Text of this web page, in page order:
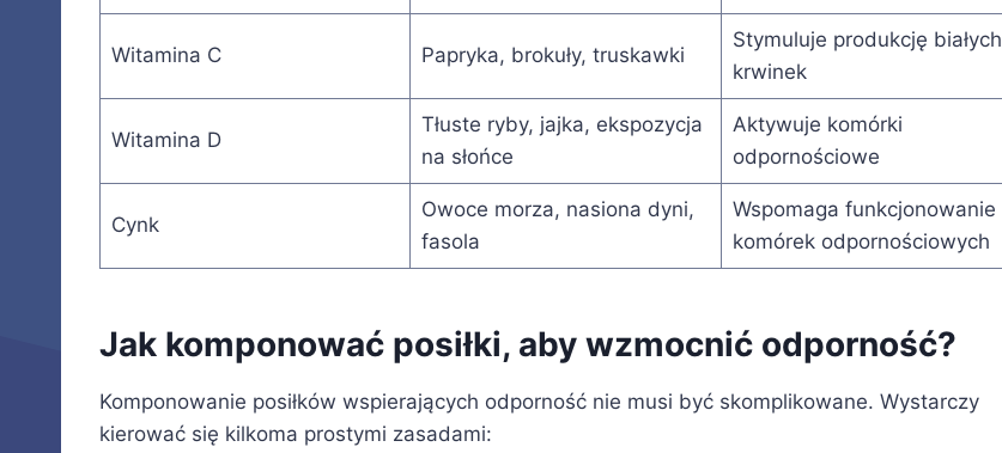
Witamina C Papryka, brokuły, truskawki
Stymuluje produkcję białych
krwinek
Witamina D
Tłuste ryby, jajka, ekspozycja
na słońce
Aktywuje komórki
odpornościowe
Cynk
Owoce morza, nasiona dyni,
fasola
Wspomaga funkcjonowanie
komórek odpornościowych
Jak komponować posiłki, aby wzmocnić odporność?
Komponowanie posiłków wspierających odporność nie musi być skomplikowane. Wystarczy
kierować się kilkoma prostymi zasadami: